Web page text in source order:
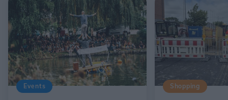
Events Shopping